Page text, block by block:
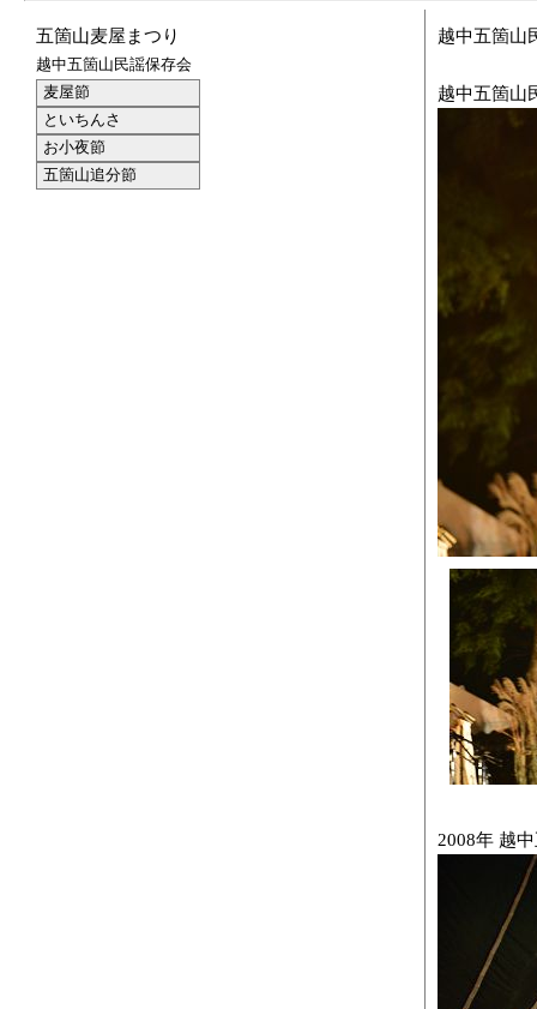
越中五箇山
越中五箇山
2008年 越
五箇山麦屋まつり
越中五箇山民謡保存会
麦屋節
といちんさ
お小夜節
五箇山追分節